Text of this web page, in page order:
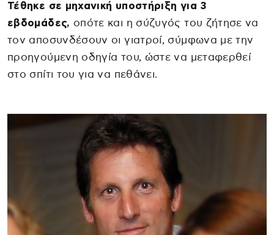
Τέθηκε σε μηχανική υποστήριξη για 3
εβδομάδες, οπότε και η σύζυγός του ζήτησε να
τον αποσυνδέσουν οι γιατροί, σύμφωνα με την
προηγούμενη οδηγία του, ώστε να μεταφερθεί
στο σπίτι του για να πεθάνει.